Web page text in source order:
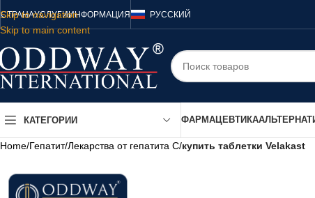
Skip to navigation
Skip to main content
СТРАНАУСЛУГИИНФОРМАЦИЯ РУССКИЙ
КАТЕГОРИИ ФАРМАЦЕВТИКА
Home/Гепатит/Лекарства от гепатита C/купить таблетки Velakast